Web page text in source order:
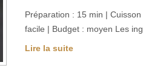
Préparation : 15 min |
facile | Budget : moyen Les
Lire la suite